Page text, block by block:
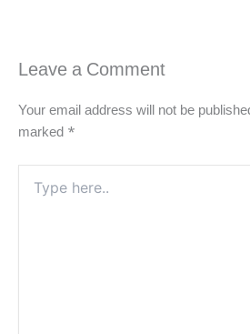
Leave a Comment
Your email address will not be
marked *
here..